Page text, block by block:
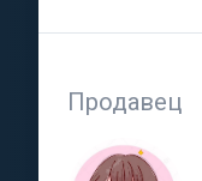
Продавец